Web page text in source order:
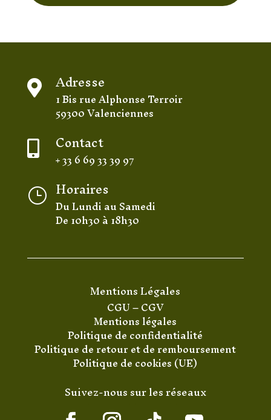
 Adresse
1 Bis rue Alphonse Terroir
59300 Valenciennes
 Contact
+ 33 6 69 33 39 97
} Horaires
Du Lundi au Samedi
De 10h30 à 18h30
Mentions Légales
CGU–CGV
Mentions légales
Politique de confidentialité
Politique de retour et de remboursement
Politique de cookies (UE)
Suivez-nous sur les réseaux